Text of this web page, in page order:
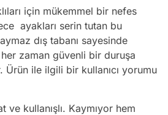
için mükemmel bir nefes
ayakları serin tutan bu
dış tabanı sayesinde
zaman güvenli bir duruşa
Ürün ile ilgili bir kullanıcı yorumu
ve kullanışlı. Kaymıyor hem